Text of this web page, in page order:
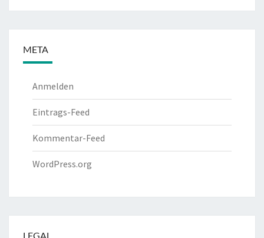
META
Anmelden
Eintrags-Feed
Kommentar-Feed
WordPress.org
LEGAL